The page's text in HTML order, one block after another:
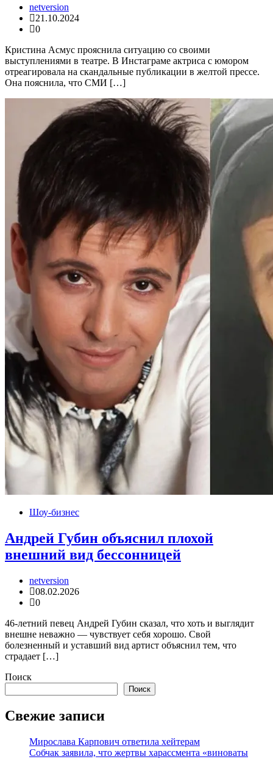
netversion
21.10.2024
0
Кристина Асмус прояснила ситуацию со своими
выступлениями в театре. В Инстаграме актриса с юмором
отреагировала на скандальные публикации в желтой прессе.
Она пояснила, что СМИ […]
Шоу-бизнес
Андрей Губин объяснил плохой
внешний вид бессонницей
netversion
08.02.2026
0
46-летний певец Андрей Губин сказал, что хоть и выглядит
внешне неважно — чувствует себя хорошо. Свой
болезненный и уставший вид артист объяснил тем, что
страдает […]
Поиск
Поиск
Свежие записи
Мирослава Карпович ответила хейтерам
Собчак заявила, что жертвы харассмента «виноваты